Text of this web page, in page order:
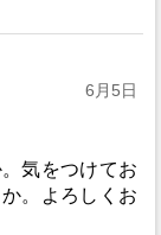
6月5日
気をつけてお
。よろしくお